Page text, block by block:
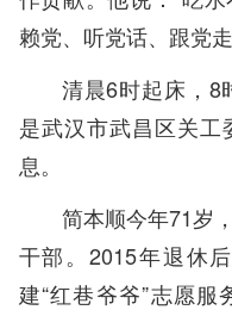
赖党、听党话、跟党
清晨6时起床，8
是武汉市武昌区关
息。
简本顺今年71岁
干部。2015年退休
建“红巷爷爷”志愿